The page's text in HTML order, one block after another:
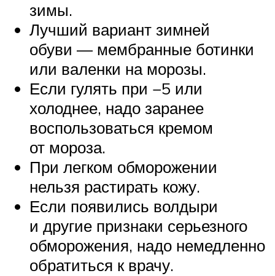
зимы.
Лучший вариант зимней
обуви — мембранные ботинки
или валенки на морозы.
Если гулять при −5 или
холоднее, надо заранее
воспользоваться кремом
от мороза.
При легком обморожении
нельзя растирать кожу.
Если появились волдыри
и другие признаки серьезного
обморожения, надо немедленно
обратиться к врачу.